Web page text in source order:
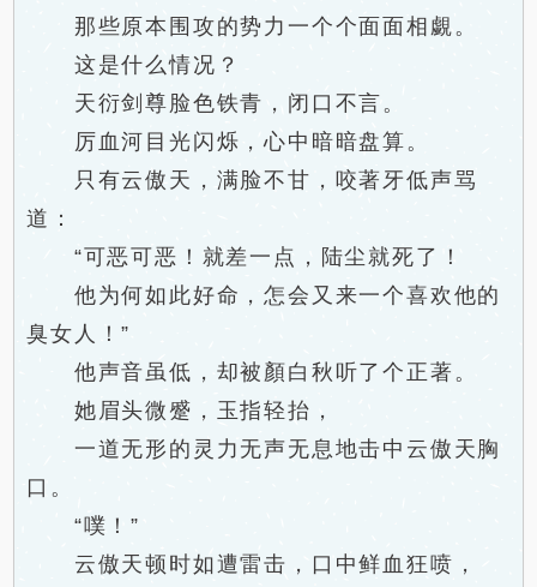
那些原本围攻的势力一个个面面相覷。
这是什么情况？
天衍剑尊脸色铁青，闭口不言。
厉血河目光闪烁，心中暗暗盘算。
只有云傲天，满脸不甘，咬著牙低声骂
道：
“可恶可恶！就差一点，陆尘就死了！
他为何如此好命，怎会又来一个喜欢他的
臭女人！”
他声音虽低，却被顏白秋听了个正著。
她眉头微蹙，玉指轻抬，
一道无形的灵力无声无息地击中云傲天胸
口。
“噗！”
云傲天顿时如遭雷击，口中鲜血狂喷，